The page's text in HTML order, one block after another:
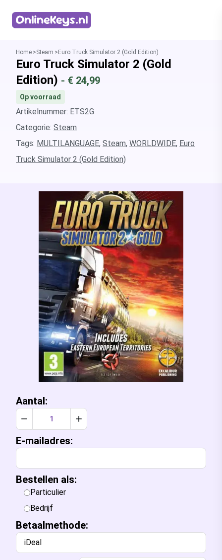
Home Steam Euro Truck Simulator 2 (Gold Edition)
Euro Truck Simulator 2 (Gold
Edition) - € 24,99
Op voorraad
Artikelnummer: ETS2G
Categorie: Steam
Tags: MULTILANGUAGE, Steam, WORLDWIDE, Euro
Truck Simulator 2 (Gold Edition)
Aantal:
Verlaag aantal met 1Verhoog aantal met 1
E-mailadres:
Bestellen als:
Particulier
Bedrijf
Betaalmethode:
iDeal